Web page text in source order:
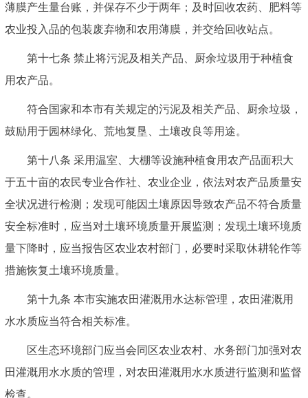
薄膜产生量台账，并保存不少于两年；及时回收农药、肥料等
农业投入品的包装废弃物和农用薄膜，并交给回收站点。
第十七条 禁止将污泥及相关产品、厨余垃圾用于种植食
用农产品。
符合国家和本市有关规定的污泥及相关产品、厨余垃圾，
鼓励用于园林绿化、荒地复垦、土壤改良等用途。
第十八条 采用温室、大棚等设施种植食用农产品面积大
于五十亩的农民专业合作社、农业企业，依法对农产品质量安
全状况进行检测；发现可能因土壤原因导致农产品不符合质量
安全标准时，应当对土壤环境质量开展监测；发现土壤环境质
量下降时，应当报告区农业农村部门，必要时采取休耕轮作等
措施恢复土壤环境质量。
第十九条 本市实施农田灌溉用水达标管理，农田灌溉用
水水质应当符合相关标准。
区生态环境部门应当会同区农业农村、水务部门加强对农
田灌溉用水水质的管理，对农田灌溉用水水质进行监测和监督
检查。